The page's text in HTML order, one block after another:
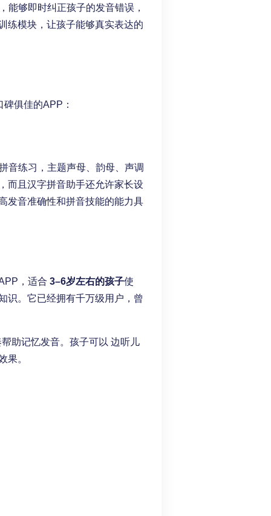
能够即时纠正孩子的发音错误，
练模块，让孩子能够真实表达的
俱佳的APP：
音练习，主题声母、韵母、声调
而且汉字拼音助手还允许家长设
发音准确性和拼音技能的能力具
，适合 3–6岁左右的孩子使
识。它已经拥有千万级用户，曾
助记忆发音。孩子可以 边听儿
果。